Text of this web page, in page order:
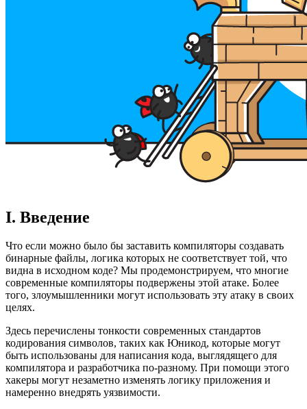
I. Введение
Что если можно было бы заставить компиляторы создавать
бинарные файлы, логика которых не соответствует той, что
видна в исходном коде? Мы продемонстрируем, что многие
современные компиляторы подвержены этой атаке. Более
того, злоумышленники могут использовать эту атаку в своих
целях.
Здесь перечислены тонкости современных стандартов
кодирования символов, таких как Юникод, которые могут
быть использованы для написания кода, выглядящего для
компилятора и разработчика по-разному. При помощи этого
хакеры могут незаметно изменять логику приложения и
намеренно внедрять уязвимости.